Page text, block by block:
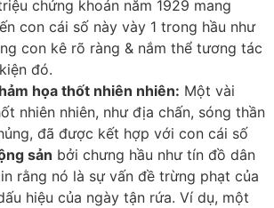
chứng khoán năm 1929 mang
con cái số này vày 1 trong hầu như
con kê rõ ràng & nắm thể tương tác
đó.
họa thốt nhiên nhiên: Một vài
nhiên nhiên, như địa chấn, sóng thần
đã được kết hợp với con cái số
sản bởi chưng hầu như tín đồ dân
rằng nó là sự vấn đề trừng phạt của
hiệu của ngày tận rứa. Ví dụ, một